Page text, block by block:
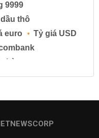
9999
thô
euro
Tỷ giá USD
hàng
gửi